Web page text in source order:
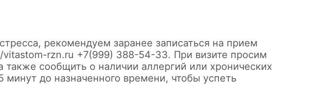
рекомендуем заранее записаться на прием
rzn.ru +7(999) 388-54-33. При визите просим
сообщить о наличии аллергий или хронических
до назначенного времени, чтобы успеть